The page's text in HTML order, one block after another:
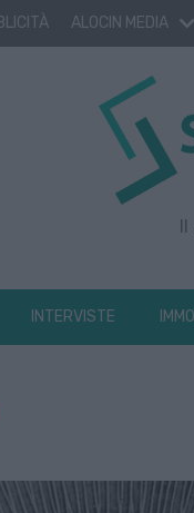
ALOCIN MEDIA
Il
INTERVISTE